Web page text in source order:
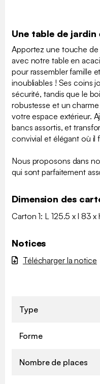
Une table de jardin
Apportez une touche de
avec notre table en
pour rassembler famille
inoubliables ! Ses coins
sécurité, tandis que le
robustesse et un
votre espace extérieur.
bancs assortis, et
convivial et élégant où il
Nous proposons dans
qui sont parfaitement
Dimension des
Carton 1: L 125.5 x l 83 x
Notices
Télécharger la notice
Type
Forme
Nombre de places